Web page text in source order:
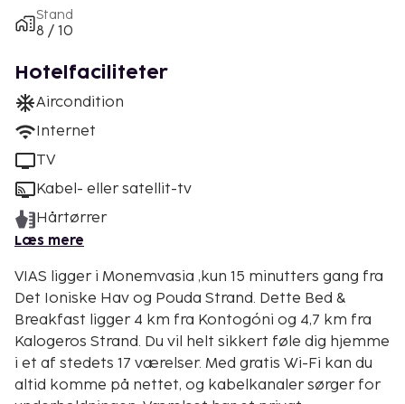
Stand
8 / 10
Hotelfaciliteter
Aircondition
Internet
TV
Kabel- eller satellit-tv
Hårtørrer
Læs mere
VIAS ligger i Monemvasia ,kun 15 minutters gang fra
Det Ioniske Hav og Pouda Strand. Dette Bed &
Breakfast ligger 4 km fra Kontogóni og 4,7 km fra
Kalogeros Strand. Du vil helt sikkert føle dig hjemme
i et af stedets 17 værelser. Med gratis Wi-Fi kan du
altid komme på nettet, og kabelkanaler sørger for